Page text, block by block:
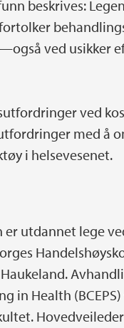
beskrives:
ved usikker
ved
med å
i helsevesenet.
er utdannet lege
in Health